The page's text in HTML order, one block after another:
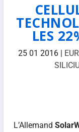
LES
25 01 2016|
L’Allemand